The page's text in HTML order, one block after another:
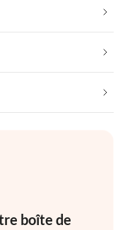
boîte de